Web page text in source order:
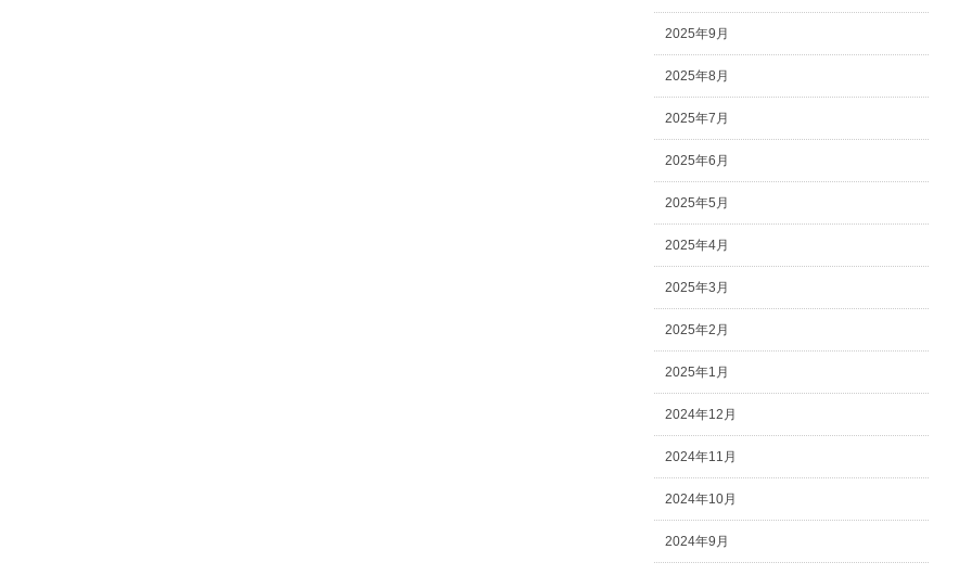
2025年9月
2025年8月
2025年7月
2025年6月
2025年5月
2025年4月
2025年3月
2025年2月
2025年1月
2024年12月
2024年11月
2024年10月
2024年9月